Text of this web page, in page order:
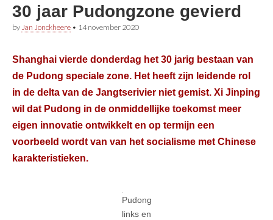
30 jaar Pudongzone gevierd
by Jan Jonckheere • 14 november 2020
Shanghai vierde donderdag het 30 jarig bestaan van
de Pudong speciale zone. Het heeft zijn leidende rol
in de delta van de Jangtserivier niet gemist. Xi Jinping
wil dat Pudong in de onmiddellijke toekomst meer
eigen innovatie ontwikkelt en op termijn een
voorbeeld wordt van van het socialisme met Chinese
karakteristieken.
Pudong
links en